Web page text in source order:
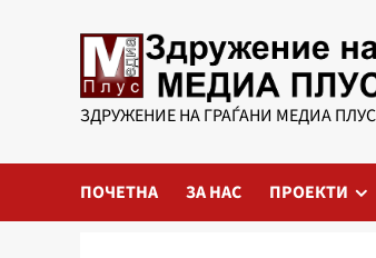
ЗДРУЖЕНИЕ НА ГРАЃАНИ МЕДИА
ПОЧЕТНА ЗА НАС ПРОЕКТИ